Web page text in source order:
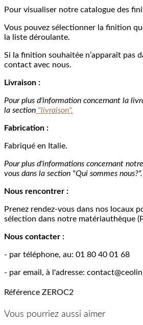
Pour visualiser notre catalogue des
Vous pouvez sélectionner la finition
la liste déroulante.
Si la finition souhaitée n’apparaît pas
contact avec nous.
Livraison :
Pour plus d'information concernant la
la section "livraison".
Fabrication :
Fabriqué en Italie.
Pour plus d'informations concernant
vous dans la section "Qui sommes nous?".
Nous rencontrer :
Prenez rendez-vous dans nos locaux
sélection dans notre matériauthèque
Nous contacter :
- par téléphone, au: 01 80 40 01 68
- par email, à l'adresse:
Référence ZEROC2
Vous pourriez aussi aimer